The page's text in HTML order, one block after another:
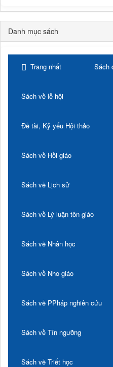
Danh mục sách
Trang nhất Sách
Sách về lễ hội
Đề tài, Kỷ yếu Hội thảo
Sách về Hồi giáo
Sách về Lịch sử
Sách về Lý luận tôn giáo
Sách về Nhân học
Sách về Nho giáo
Sách về PPháp nghiên cứu
Sách về Tín ngưỡng
Sách về Triết học